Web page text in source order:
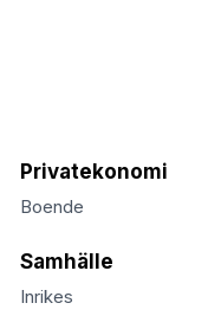
Privatekonomi
Boende
Samhälle
Inrikes